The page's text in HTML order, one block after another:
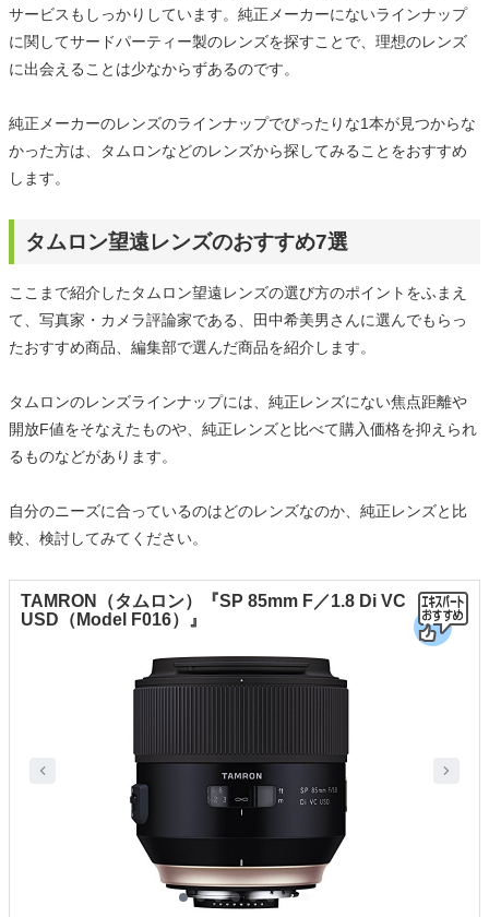
サービスもしっかりしています。純正メーカーにないラインナップ
に関してサードパーティー製のレンズを探すことで、理想のレンズ
に出会えることは少なからずあるのです。
純正メーカーのレンズのラインナップでぴったりな1本が見つからな
かった方は、タムロンなどのレンズから探してみることをおすすめ
します。
タムロン望遠レンズのおすすめ7選
ここまで紹介したタムロン望遠レンズの選び方のポイントをふまえ
て、写真家・カメラ評論家である、田中希美男さんに選んでもらっ
たおすすめ商品、編集部で選んだ商品を紹介します。
タムロンのレンズラインナップには、純正レンズにない焦点距離や
開放F値をそなえたものや、純正レンズと比べて購入価格を抑えられ
るものなどがあります。
自分のニーズに合っているのはどのレンズなのか、純正レンズと比
較、検討してみてください。
TAMRON（タムロン）『SP 85mm F／1.8 Di VC
USD（Model F016）』